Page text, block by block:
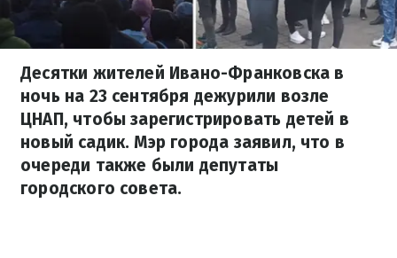
Десятки жителей Ивано-Франковска в
ночь на 23 сентября дежурили возле
ЦНАП, чтобы зарегистрировать детей в
новый садик. Мэр города заявил, что в
очереди также были депутаты
городского совета.